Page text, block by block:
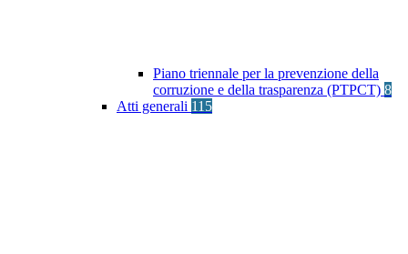
Piano triennale per la prevenzione della
corruzione e della trasparenza (PTPCT) 8
Atti generali 115